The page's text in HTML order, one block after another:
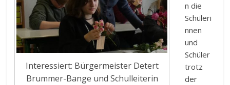
Interessiert: Bürgermeister Detert
Brummer-Bange und Schulleiterin
n die
Schüleri
nnen
und
Schüler
trotz
der